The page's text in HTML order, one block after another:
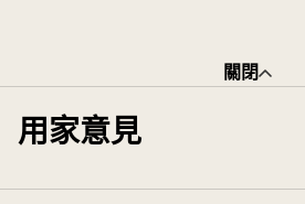
關閉
用家意見